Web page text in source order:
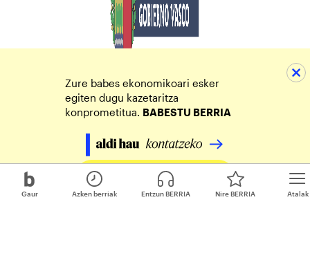
Gaur Atalak
Azken berriak Entzun BERRIA Nire BERRIA
Zure babes ekonomikoari esker
egiten dugu kazetaritza
konprometitua. BABESTU BERRIA
Egin zure ekarpena